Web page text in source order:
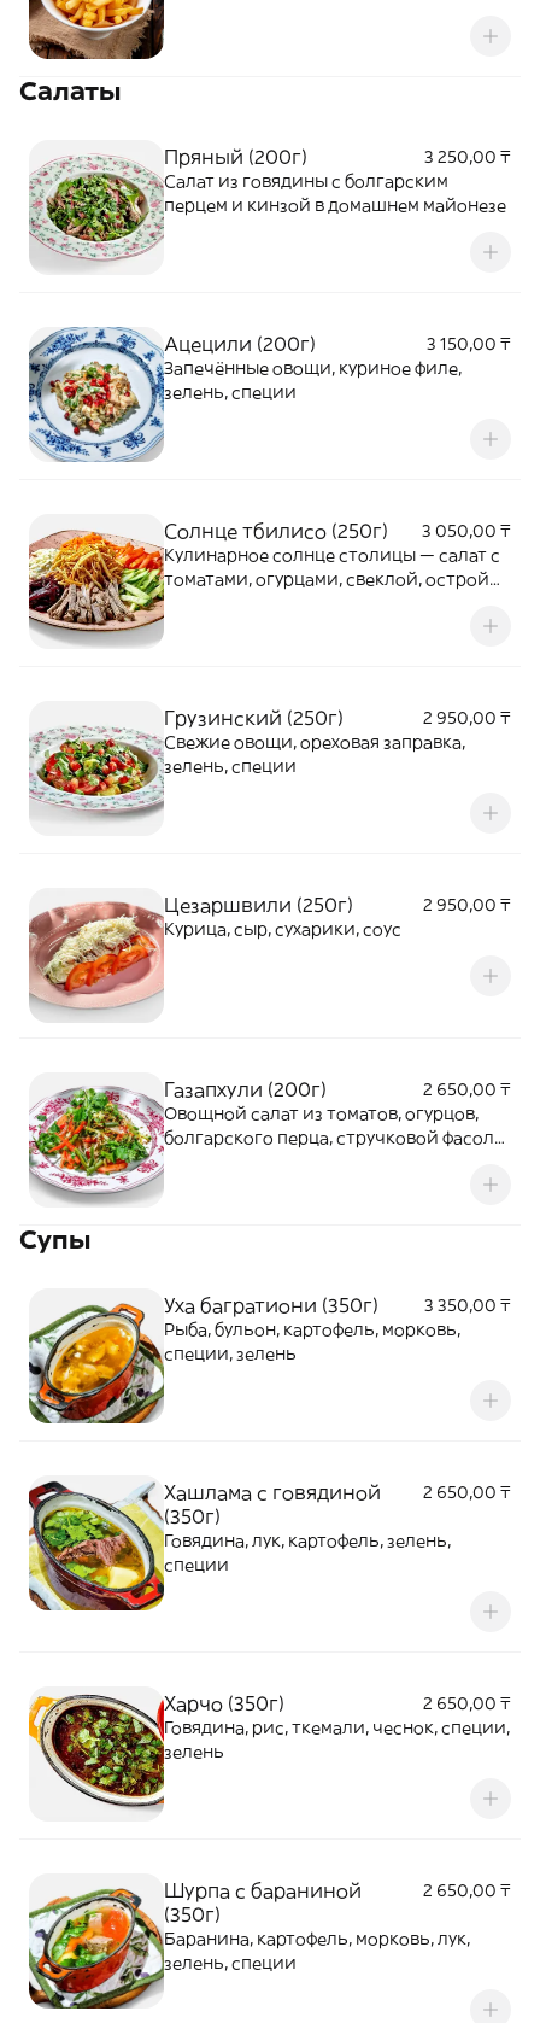
Салаты
Пряный (200г)
3 250,00 ₸
Салат из говядины с болгарским
перцем и кинзой в домашнем майонезе
Ацецили (200г)
3 150,00 ₸
Запечённые овощи, куриное филе,
зелень, специи
Солнце тбилисо (250г)
3 050,00 ₸
Кулинарное солнце столицы — салат с
томатами, огурцами, свеклой, острой
Грузинский (250г)
2 950,00 ₸
Свежие овощи, ореховая заправка,
зелень, специи
Цезаршвили (250г)
2 950,00 ₸
Курица, сыр, сухарики, соус
Газапхули (200г)
2 650,00 ₸
Овощной салат из томатов, огурцов,
болгарского перца, стручковой фасоли
Супы
Уха багратиони (350г)
3 350,00 ₸
Рыба, бульон, картофель, морковь,
специи, зелень
Хашлама с говядиной
(350г)
2 650,00 ₸
Говядина, лук, картофель, зелень,
специи
Харчо (350г)
2 650,00 ₸
Говядина, рис, ткемали, чеснок, специи,
зелень
Шурпа с бараниной
(350г)
2 650,00 ₸
Баранина, картофель, морковь, лук,
зелень, специи